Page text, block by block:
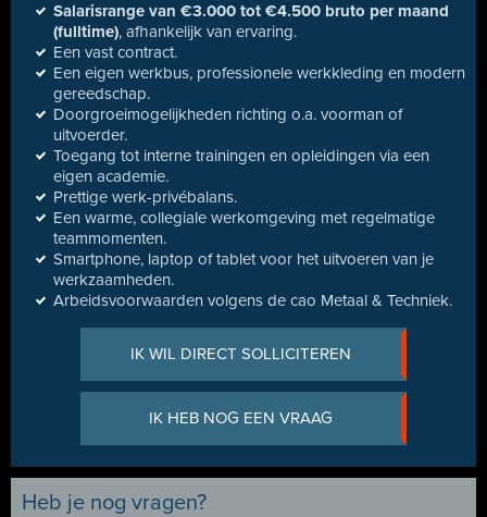
Salarisrange van €3.000 tot €4.500 bruto per maand
(fulltime), afhankelijk van ervaring.
Een vast contract.
Een eigen werkbus, professionele werkkleding en modern
gereedschap.
Doorgroeimogelijkheden richting o.a. voorman of
uitvoerder.
Toegang tot interne trainingen en opleidingen via een
eigen academie.
Prettige werk-privébalans.
Een warme, collegiale werkomgeving met regelmatige
teammomenten.
Smartphone, laptop of tablet voor het uitvoeren van je
werkzaamheden.
Arbeidsvoorwaarden volgens de cao Metaal & Techniek.
IK WIL DIRECT SOLLICITEREN
IK HEB NOG EEN VRAAG
Heb je nog vragen?